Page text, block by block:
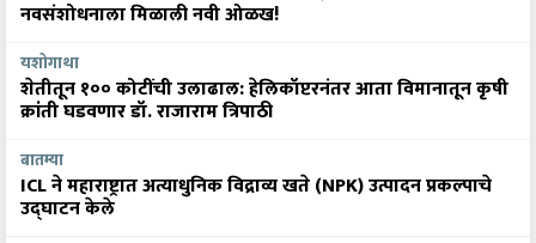
नवसंशोधनाला मिळाली नवी ओळख!
यशोगाथा
शेतीतून १०० कोटींची उलाढाल: हेलिकॉप्टरनंतर आता विमानातून कृषी
क्रांती घडवणार डॉ. राजाराम त्रिपाठी
बातम्या
ICL ने महाराष्ट्रात अत्याधुनिक विद्राव्य खते (NPK) उत्पादन प्रकल्पाचे
उद्घाटन केले